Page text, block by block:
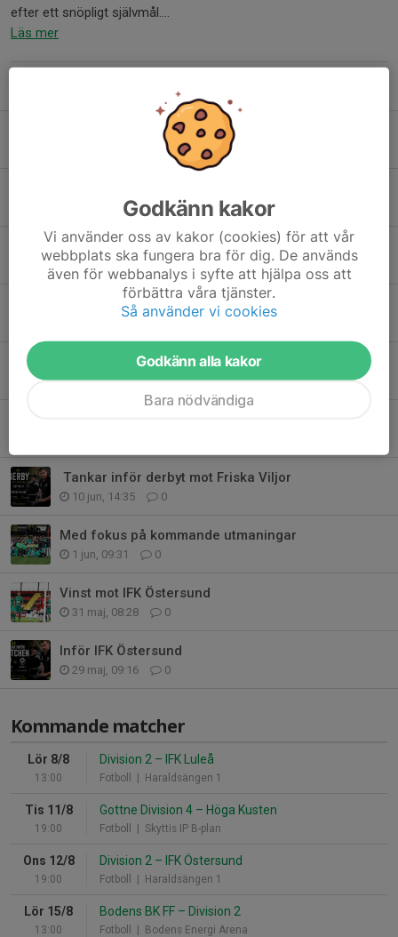
efter ett snöpligt självmål....
Läs mer
Vårepilogen mot Lucksta
1
19 jun, 10:30 0
Seriefinal väntar i Sundsvall
16 jun, 08:51 0
Tankar inför Fränsta hemma
12 jun, 19:43 0
Tankar inför derbyt mot Friska Viljor
10 jun, 14:35 0
Med fokus på kommande utmaningar
1 jun, 09:31 0
Vinst mot IFK Östersund
31 maj, 08:28 0
Inför IFK Östersund
29 maj, 09:16 0
Kommande matcher
Lör 8/8
13:00
Division 2 – IFK Luleå
Fotboll | Haraldsängen 1
Tis 11/8
19:00
Gottne Division 4 – Höga Kusten
Fotboll | Skyttis IP B-plan
Ons 12/8
19:00
Division 2 – IFK Östersund
Fotboll | Haraldsängen 1
Lör 15/8
13:00
Bodens BK FF – Division 2
Fotboll | Bodens Energi Arena
Godkänn kakor
Vi använder oss av kakor (cookies) för att vår
webbplats ska fungera bra för dig. De används
även för webbanalys i syfte att hjälpa oss att
förbättra våra tjänster.
Så använder vi cookies
Godkänn alla kakor
Bara nödvändiga